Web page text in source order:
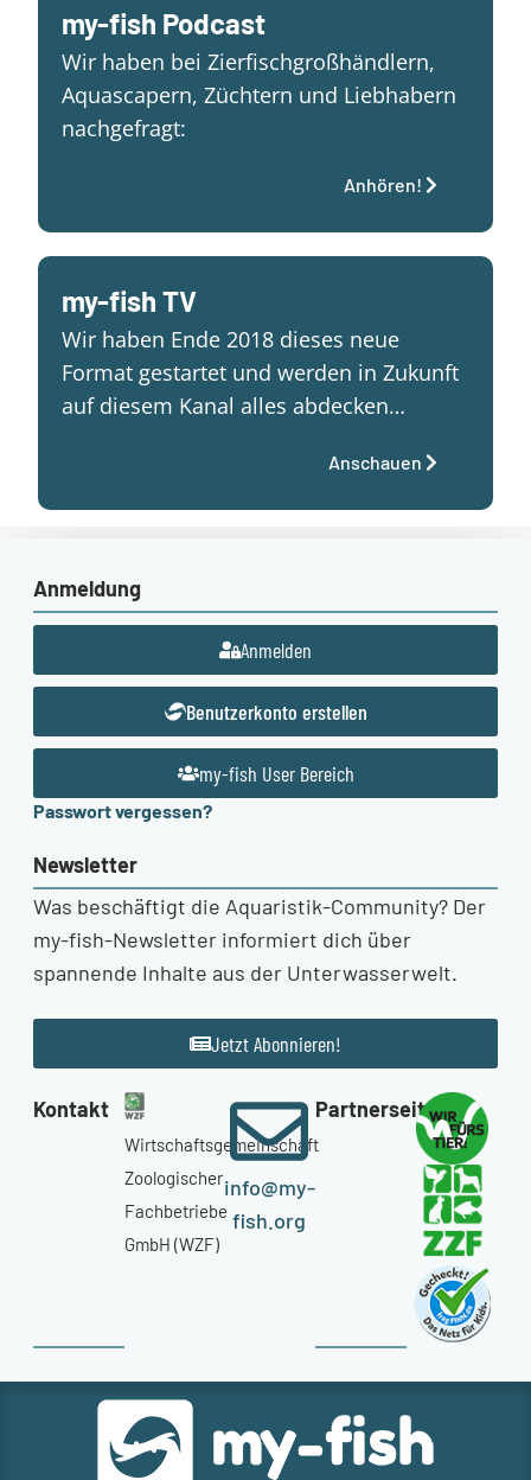
my-fish Podcast
Wir haben bei Zierfischgroßhändlern,
Aquascapern, Züchtern und Liebhabern
nachgefragt:
Anhören!
my-fish TV
Wir haben Ende 2018 dieses neue
Format gestartet und werden in Zukunft
auf diesem Kanal alles abdecken…
Anschauen
Anmeldung
Anmelden
Benutzerkonto erstellen
my-fish User Bereich
Passwort vergessen?
Newsletter
Was beschäftigt die Aquaristik-Community? Der
my-fish-Newsletter informiert dich über
spannende Inhalte aus der Unterwasserwelt.
Jetzt Abonnieren!
Kontakt
Wirtschaftsgemeinschaft
Zoologischer
Fachbetriebe
GmbH (WZF)
info@my-
fish.org
Partnerseiten